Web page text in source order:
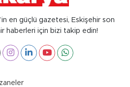
en güçlü gazetesi, Eskişehir son
haberleri için bizi takip edin!